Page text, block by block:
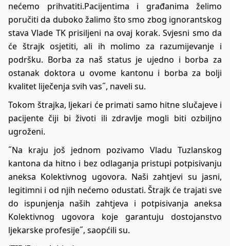
nećemo prihvatiti.Pacijentima i građanima želimo
poručiti da duboko žalimo što smo zbog ignorantskog
stava Vlade TK prisiljeni na ovaj korak. Svjesni smo da
će štrajk osjetiti, ali ih molimo za razumijevanje i
podršku. Borba za naš status je ujedno i borba za
ostanak doktora u ovome kantonu i borba za bolji
kvalitet liječenja svih vas˝, naveli su.
Tokom štrajka, ljekari će primati samo hitne slučajeve i
pacijente čiji bi životi ili zdravlje mogli biti ozbiljno
ugroženi.
˝Na kraju još jednom pozivamo Vladu Tuzlanskog
kantona da hitno i bez odlaganja pristupi potpisivanju
aneksa Kolektivnog ugovora. Naši zahtjevi su jasni,
legitimni i od njih nećemo odustati. Štrajk će trajati sve
do ispunjenja naših zahtjeva i potpisivanja aneksa
Kolektivnog ugovora koje garantuju dostojanstvo
ljekarske profesije˝, saopćili su.